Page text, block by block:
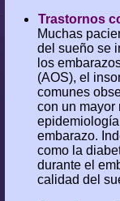
Trastornos
Muchas
del sueño se
los
(AOS), el
comunes
con un mayor
embarazo.
como la
durante el
calidad del